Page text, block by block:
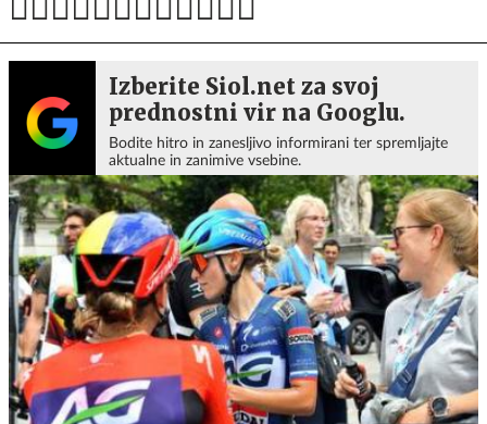
Izberite Siol.net za svoj
prednostni vir na Googlu.
Bodite hitro in zanesljivo informirani ter spremljajte
aktualne in zanimive vsebine.